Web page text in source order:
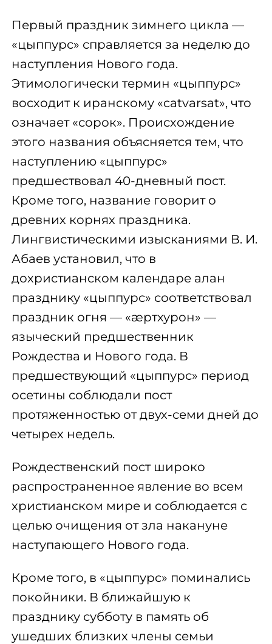
Первый праздник зимнего цикла —
«цыппурс» справляется за неделю до
наступления Нового года.
Этимологически термин «цыппурс»
восходит к иранскому «catvarsat», что
означает «сорок». Происхождение
этого названия объясняется тем, что
наступлению «цыппурс»
предшествовал 40-дневный пост.
Кроме того, название говорит о
древних корнях праздника.
Лингвистическими изысканиями В. И.
Абаев установил, что в
дохристианском календаре алан
празднику «цыппурс» соответствовал
праздник огня — «æртхурон» —
языческий предшественник
Рождества и Нового года. В
предшествующий «цыппурс» период
осетины соблюдали пост
протяженностью от двух-семи дней до
четырех недель.
Рождественский пост широко
распространенное явление во всем
христианском мире и соблюдается с
целью очищения от зла накануне
наступающего Нового года.
Кроме того, в «цыппурс» поминались
покойники. В ближайшую к
празднику субботу в память об
ушедших близких члены семьи